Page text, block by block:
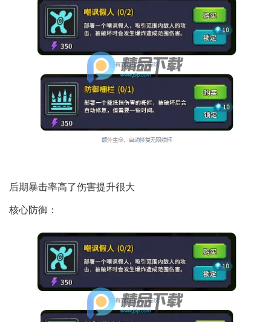
后期暴击率高了伤害提升很大
核心防御：